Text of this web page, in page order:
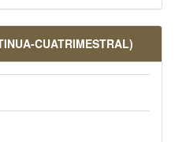
CUATRIMESTRAL)